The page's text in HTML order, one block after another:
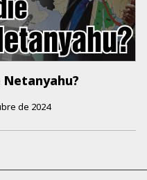
Netanyahu?
de 2024